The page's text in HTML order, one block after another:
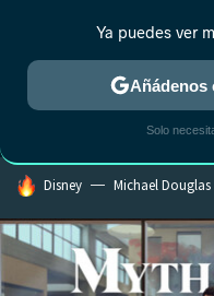
MENÚ
ESTRENOS
HOY SE HABLA DE
Disney Michael Douglas
Ya puedes ver
Añádenos
Solo